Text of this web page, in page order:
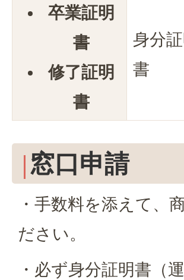
卒業証明
書
修了証明
書
身分
書
窓口申請
・手数料を添えて、
ださい。
・必ず身分証明書（